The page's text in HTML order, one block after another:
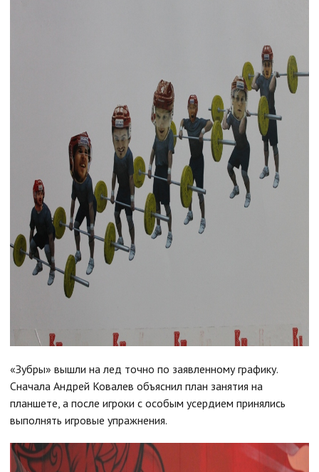
«Зубры» вышли на лед точно по заявленному графику.
Сначала Андрей Ковалев объяснил план занятия на
планшете, а после игроки с особым усердием принялись
выполнять игровые упражнения.